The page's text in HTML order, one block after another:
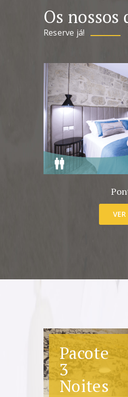
Os nossos
Reserve já!
Pacote
3
Noites